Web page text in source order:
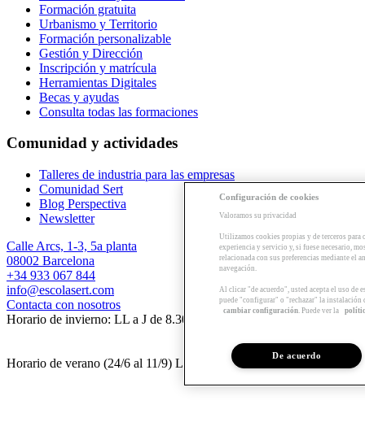
Formación gratuita
Urbanismo y Territorio
Formación personalizable
Gestión y Dirección
Inscripción y matrícula
Herramientas Digitales
Becas y ayudas
Consulta todas las formaciones
Comunidad y actividades
Talleres de industria para las empresas
Comunidad Sert
Blog Perspectiva
Newsletter
Calle Arcs, 1-3, 5a planta
08002 Barcelona
+34 933 067 844
info@escolasert.com
Contacta con nosotros
Horario de invierno: LL a J de 8.30 a 16.30 h / V de 8.30 a 14 h.
Horario de verano (24/6 al 11/9) LL a V de 8.30 a 14 h.
Configuración de cookies
Valoramos su privacidad
Utilizamos cookies propias y de terceros para
experiencia y servicio y, si fuese necesario,
relacionada con sus preferencias mediante el
navegación.
Al clicar "de acuerdo", usted acepta el uso de
puede "configurar" o "rechazar" la instalación
cambiar configuración. Puede ver la
De acuerdo